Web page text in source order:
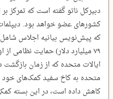
دبیرکل ناتو گفته است که تمرکز
کشورهای عضو خواهد بود.
۷۹ میلیارد دلار) حمایت نظامی
ایالات متحده که از زمان بازگشت
متحده به کاخ سفید کمک‌های خود
کاهش داده است، در این بسته